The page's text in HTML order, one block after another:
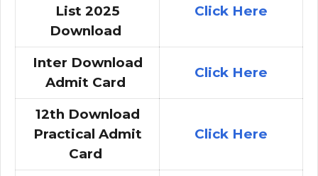
List 2025
Download
Click Here
Inter Download
Admit Card
Click Here
12th Download
Practical Admit
Card
Click Here